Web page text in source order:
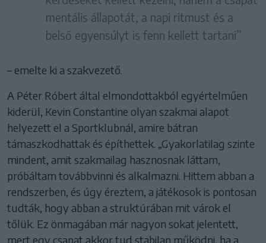
mentális állapotát, a napi ritmust és a
belső egyensúlyt is fenn kellett tartani”
– emelte ki a szakvezető.
A Péter Róbert által elmondottakból egyértelműen
kiderül, Kevin Constantine olyan szakmai alapot
helyezett el a Sportklubnál, amire bátran
támaszkodhattak és építhettek. „Gyakorlatilag szinte
mindent, amit szakmailag hasznosnak láttam,
próbáltam továbbvinni és alkalmazni. Hittem abban a
rendszerben, és úgy éreztem, a játékosok is pontosan
tudták, hogy abban a struktúrában mit várok el
tőlük. Ez önmagában már nagyon sokat jelentett,
mert egy csapat akkor tud stabilan működni, ha a